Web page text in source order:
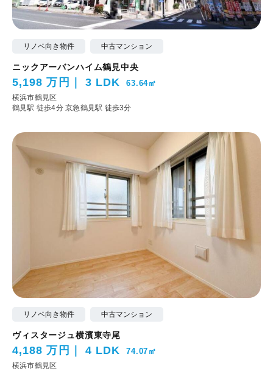
リノベ向き物件 中古マンション
ニックアーバンハイム鶴見中央
5,198 万円 3 LDK 63.64㎡
横浜市鶴見区
鶴見駅 徒歩4分京急鶴見駅 徒歩3分
リノベ向き物件 中古マンション
ヴィスタージュ横濱東寺尾
4,188 万円 4 LDK 74.07㎡
横浜市鶴見区